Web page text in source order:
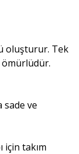
oluşturur. Tek
ömürlüdür.
sade ve
için takım